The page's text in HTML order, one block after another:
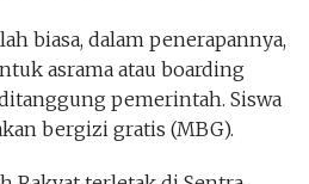
biasa, dalam penerapannya,
asrama atau boarding
pemerintah. Siswa
bergizi gratis (MBG).